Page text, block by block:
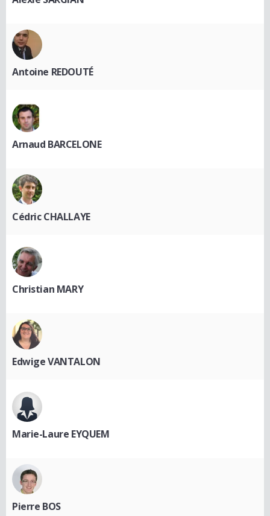
Antoine REDOUTÉ
Arnaud BARCELONE
Cédric CHALLAYE
Christian MARY
Edwige VANTALON
Marie-Laure EYQUEM
Pierre BOS